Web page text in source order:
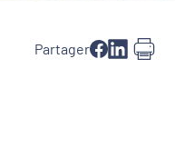
Partager